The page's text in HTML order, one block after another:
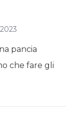
pancia
che fare gli